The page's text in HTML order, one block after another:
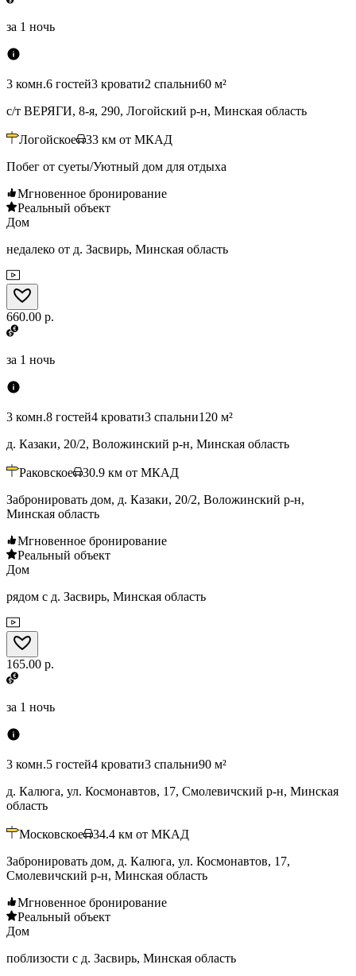
за 1 ночь
3 комн.6 гостей3 кровати2 спальни60 м²
с/т ВЕРЯГИ, 8-я, 290, Логойский р-н, Минская область
Логойское 33 км от МКАД
Побег от суеты/Уютный дом для отдыха
Мгновенное бронирование
Реальный объект
Дом
недалеко от д. Засвирь, Минская область
660.00 р.
за 1 ночь
3 комн.8 гостей4 кровати3 спальни120 м²
д. Казаки, 20/2, Воложинский р-н, Минская область
Раковское 30.9 км от МКАД
Забронировать дом, д. Казаки, 20/2, Воложинский р-н,
Минская область
Мгновенное бронирование
Реальный объект
Дом
рядом с д. Засвирь, Минская область
165.00 р.
за 1 ночь
3 комн.5 гостей4 кровати3 спальни90 м²
д. Калюга, ул. Космонавтов, 17, Смолевичский р-н, Минская
область
Московское 34.4 км от МКАД
Забронировать дом, д. Калюга, ул. Космонавтов, 17,
Смолевичский р-н, Минская область
Мгновенное бронирование
Реальный объект
Дом
поблизости с д. Засвирь, Минская область